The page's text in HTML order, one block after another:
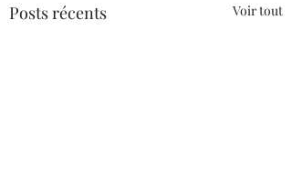
Posts récents Voir tout